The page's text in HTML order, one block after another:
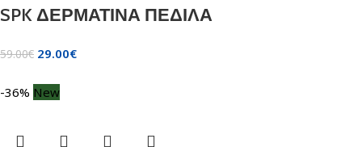
SPK ΔΕΡΜΑΤΙΝΑ ΠΕΔΙΛΑ
59.00€ 29.00€
-36% New